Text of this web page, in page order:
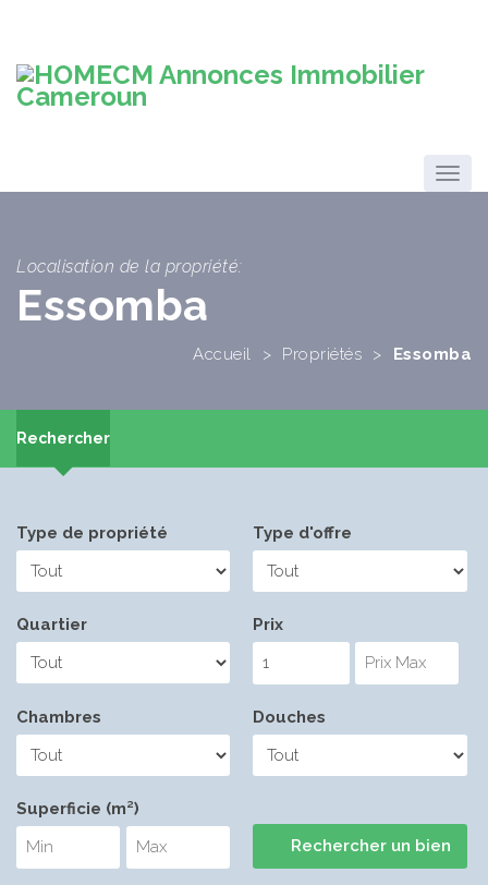
Localisation de la propriété:
Essomba
Accueil > Propriétés > Essomba
Rechercher
Type de propriété Type d'offre
Quartier Prix
Chambres Douches
Superficie (m²)